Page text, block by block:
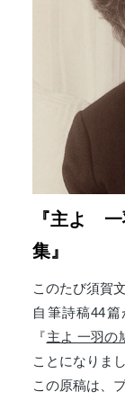
『主よ
集』
このたび須賀
自筆詩稿44
『主よ 一羽の
ことになりまし
この原稿は、